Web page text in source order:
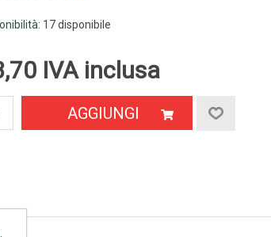
17 disponibile
IVA inclusa
AGGIUNGI